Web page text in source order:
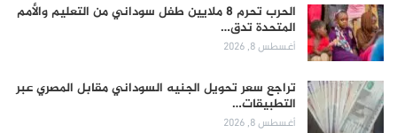
الحرب تحرم 8 ملايين طفل سوداني من التعليم والأمم
المتحدة تدق…
أغسطس 8, 2026
تراجع سعر تحويل الجنيه السوداني مقابل المصري عبر
التطبيقات…
أغسطس 8, 2026